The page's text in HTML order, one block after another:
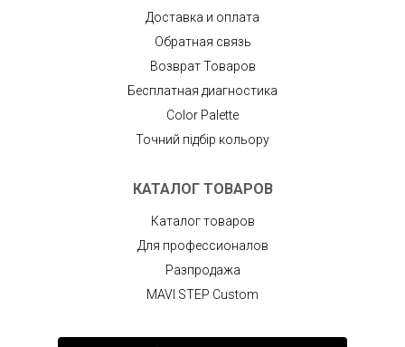
Доставка и оплата
Обратная связь
Возврат Товаров
Бесплатная диагностика
Color Palette
Точний підбір кольору
КАТАЛОГ ТОВАРОВ
Каталог товаров
Для профессионалов
Разпродажа
MAVI STEP Custom